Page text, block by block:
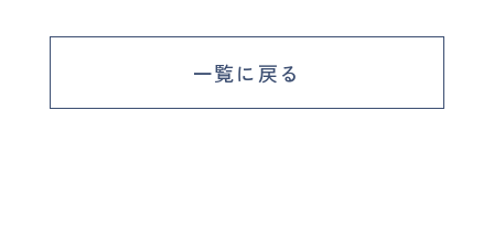
一覧に戻る